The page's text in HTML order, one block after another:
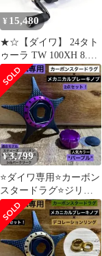
¥ 15,480
★☆【ダイワ】 24タト
ゥーラ TW 100XH 8.1
DAIWA
TATULA★☆m45146
¥3,799
⭐️ダイワ専用⭐️カーボン
スタードラグ⭐️ジリオ
ン⭐️スティーズ⭐️アルフ
ァス⭐️2点セット